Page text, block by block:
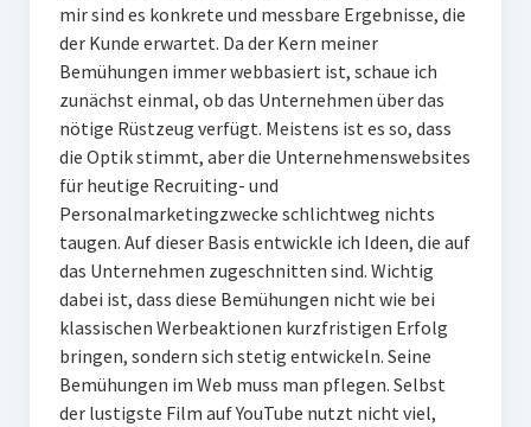
mir sind es konkrete und messbare Ergebnisse, die
der Kunde erwartet. Da der Kern meiner
Bemühungen immer webbasiert ist, schaue ich
zunächst einmal, ob das Unternehmen über das
nötige Rüstzeug verfügt. Meistens ist es so, dass
die Optik stimmt, aber die Unternehmenswebsites
für heutige Recruiting- und
Personalmarketingzwecke schlichtweg nichts
taugen. Auf dieser Basis entwickle ich Ideen, die auf
das Unternehmen zugeschnitten sind. Wichtig
dabei ist, dass diese Bemühungen nicht wie bei
klassischen Werbeaktionen kurzfristigen Erfolg
bringen, sondern sich stetig entwickeln. Seine
Bemühungen im Web muss man pflegen. Selbst
der lustigste Film auf YouTube nutzt nicht viel,